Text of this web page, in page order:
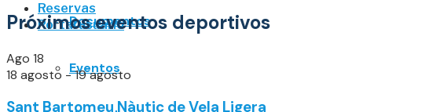
Reservas
Portal usuario
Documentos
Eventos
Próximos eventos deportivos
Ago 18
18 agosto -19 agosto
Sant Bartomeu Nàutic de Vela Ligera